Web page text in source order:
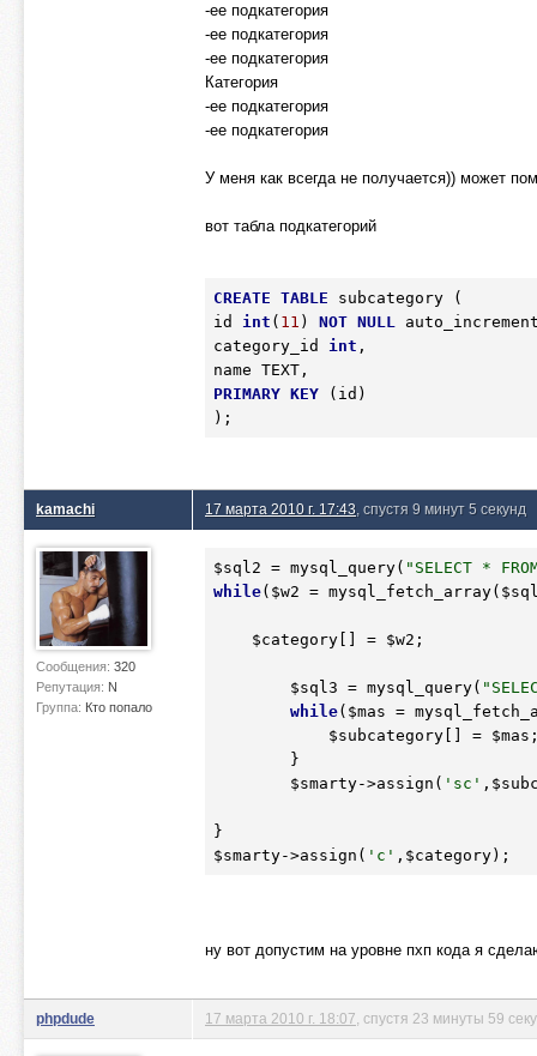
-ее подкатегория
-ее подкатегория
-ее подкатегория
Категория
-ее подкатегория
-ее подкатегория
У меня как всегда не получается)) может
вот табла подкатегорий
CREATE TABLE subcategory (
id int ( 11 ) NOT NULL
category_id int ,
PRIMARY KEY (id)
);
kamachi
Сообщения: 320
Репутация: N
Группа: Кто попало
17 марта 2010 г. 17:43 , спустя 9 минут 5 секунд
$sql2 = mysql_query( "SELECT *
while( $w2 = mysql_fetch_array(
$category[] = $w2 ;
$sql3 = mysql_query(
while( $mas =
$subcategory[] = $mas
$smarty->assign( 'sc' ,
$smarty->assign( 'c' , $category);
ну вот допустим на уровне пхп кода я
phpdude 17 марта 2010 г. 18:07 , спустя 23 минуты 59